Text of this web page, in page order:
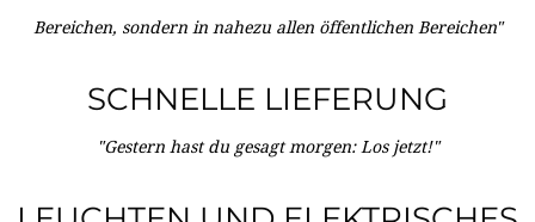
Bereichen, sondern in nahezu allen öffentlichen Bereichen"
SCHNELLE LIEFERUNG
"Gestern hast du gesagt morgen: Los jetzt!"